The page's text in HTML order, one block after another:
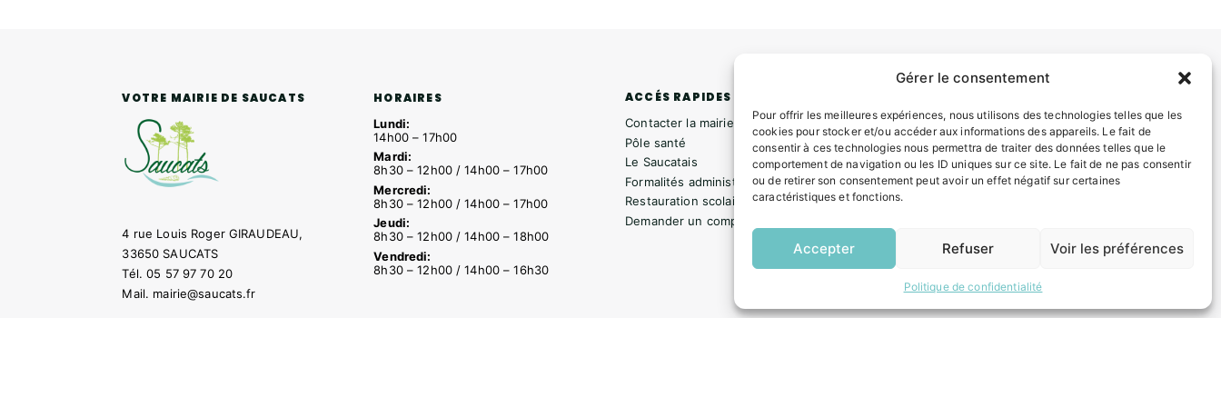
Gérer le consentement
Pour offrir les meilleures expériences, nous utilisons des technologies telles que les
cookies pour stocker et/ou accéder aux informations des appareils. Le fait de
consentir à ces technologies nous permettra de traiter des données telles que le
comportement de navigation ou les ID uniques sur ce site. Le fait de ne pas consentir
ou de retirer son consentement peut avoir un effet négatif sur certaines
caractéristiques et fonctions.
Accepter Refuser Voir les préférences
Politique de confidentialité
VOTRE MAIRIE DE SAUCATS
4 rue Louis Roger GIRAUDEAU,
33650 SAUCATS
Tél.05 57 97 70 20
Mail. mairie@saucats.fr
HORAIRES
Lundi:
14h00 – 17h00
Mardi:
8h30 – 12h00 / 14h00 – 17h00
Mercredi:
8h30 – 12h00 / 14h00 – 17h00
Jeudi:
8h30 – 12h00 / 14h00 – 18h00
Vendredi:
8h30 – 12h00 / 14h00 – 16h30
ACCÉS RAPIDES
Contacter la mairie
Pôle santé
Le Saucatais
Formalités administratives
Restauration scolaire
Demander un composteur
Mentions légales
Politique de confidentialité
Plan du site